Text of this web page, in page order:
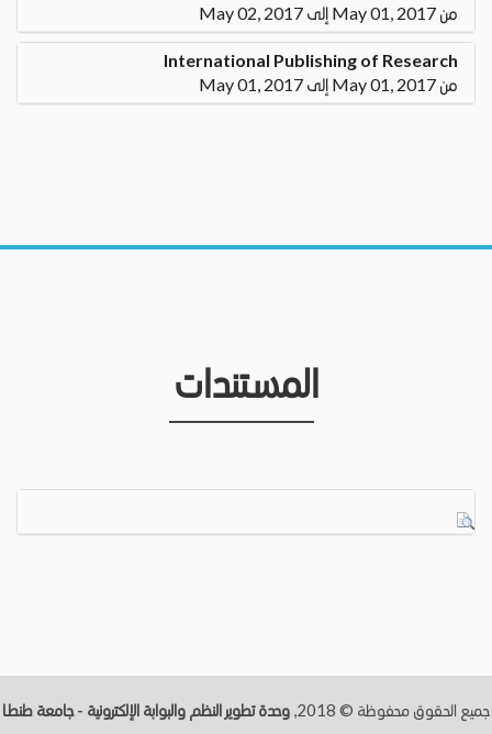
من May 01, 2017 إلى May 02, 2017
International Publishing of Research
من May 01, 2017 إلى May 01, 2017
المستندات
جميع الحقوق محفوظة © 2018,
وحدة تطوير النظم والبوابة الإلكترونية - جامعة طنطــا